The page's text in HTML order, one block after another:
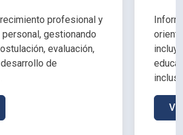
profesional y
gestionando
evaluación,
de